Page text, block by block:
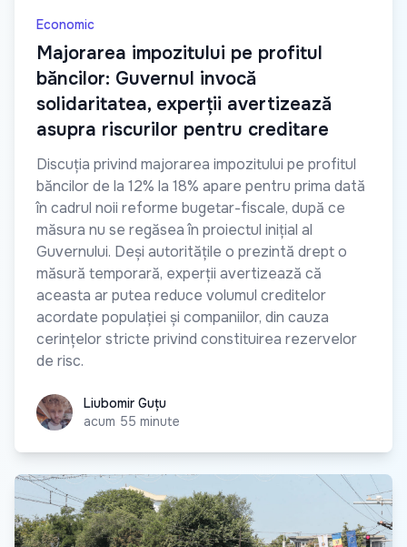
Economic
Majorarea impozitului pe profitul
băncilor: Guvernul invocă
solidaritatea, experții avertizează
asupra riscurilor pentru creditare
Discuția privind majorarea impozitului pe profitul
băncilor de la 12% la 18% apare pentru prima dată
în cadrul noii reforme bugetar-fiscale, după ce
măsura nu se regăsea în proiectul inițial al
Guvernului. Deși autoritățile o prezintă drept o
măsură temporară, experții avertizează că
aceasta ar putea reduce volumul creditelor
acordate populației și companiilor, din cauza
cerințelor stricte privind constituirea rezervelor
de risc.
Liubomir Guțu
Liubomir Guțu
acum 55 minute